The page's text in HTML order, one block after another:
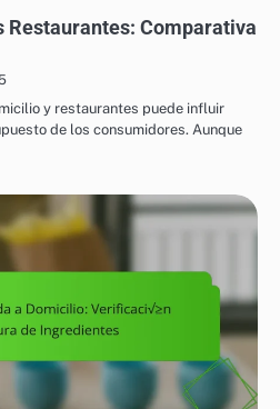
Restaurantes: Comparativa
y restaurantes puede influir
de los consumidores. Aunque